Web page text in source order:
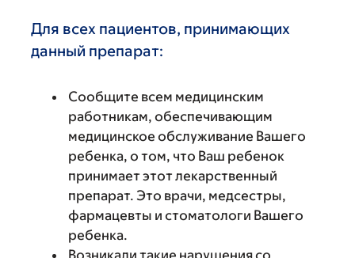
Для всех пациентов, принимающих
данный препарат:
Сообщите всем медицинским
работникам, обеспечивающим
медицинское обслуживание Вашего
ребенка, о том, что Ваш ребенок
принимает этот лекарственный
препарат. Это врачи, медсестры,
фармацевты и стоматологи Вашего
ребенка.
Возникали такие нарушения со